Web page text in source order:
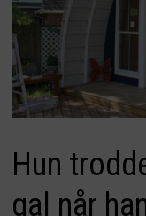
Hun
gal når